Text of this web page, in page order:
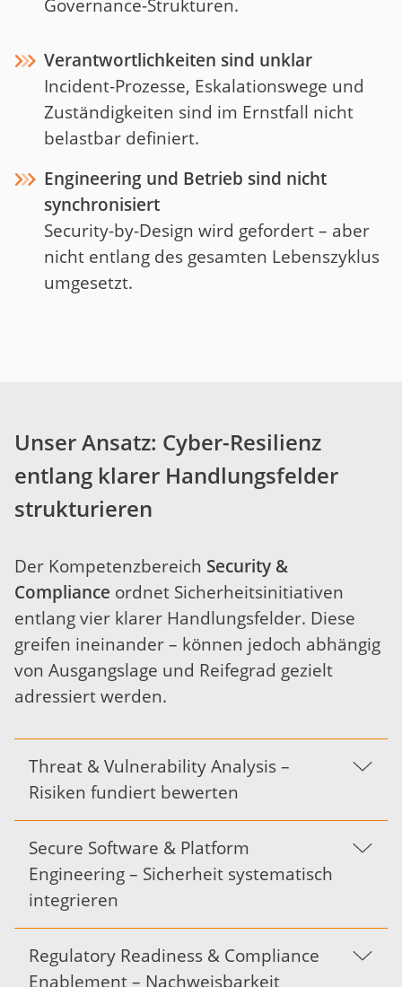
Governance-Strukturen.
Verantwortlichkeiten sind unklar
Incident-Prozesse, Eskalationswege und
Zuständigkeiten sind im Ernstfall nicht
belastbar definiert.
Engineering und Betrieb sind nicht
synchronisiert
Security-by-Design wird gefordert – aber
nicht entlang des gesamten Lebenszyklus
umgesetzt.
Unser Ansatz: Cyber-Resilienz
entlang klarer Handlungsfelder
strukturieren
Der Kompetenzbereich Security &
Compliance ordnet Sicherheitsinitiativen
entlang vier klarer Handlungsfelder. Diese
greifen ineinander – können jedoch abhängig
von Ausgangslage und Reifegrad gezielt
adressiert werden.
Threat & Vulnerability Analysis –
Risiken fundiert bewerten
Secure Software & Platform
Engineering – Sicherheit systematisch
integrieren
Regulatory Readiness & Compliance
Enablement – Nachweisbarkeit